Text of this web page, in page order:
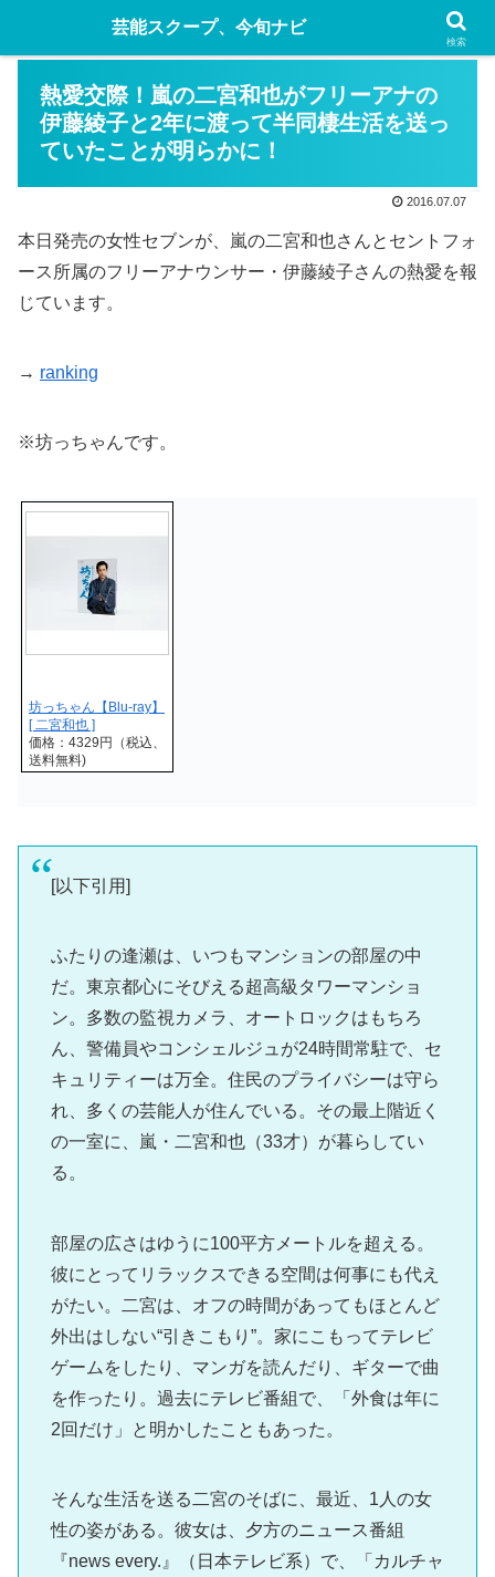
熱愛交際！嵐の二宮和也がフリーアナの
伊藤綾子と2年に渡って半同棲生活を送っ
ていたことが明らかに！
2016.07.07
本日発売の女性セブンが、嵐の二宮和也さんとセントフォ
ース所属のフリーアナウンサー・伊藤綾子さんの熱愛を報
じています。
→ ranking
※坊っちゃんです。
坊っちゃん【Blu-ray】
[ 二宮和也 ]
価格：4329円（税込、
送料無料)
[以下引用]
ふたりの逢瀬は、いつもマンションの部屋の中
だ。東京都心にそびえる超高級タワーマンショ
ン。多数の監視カメラ、オートロックはもちろ
ん、警備員やコンシェルジュが24時間常駐で、セ
キュリティーは万全。住民のプライバシーは守ら
れ、多くの芸能人が住んでいる。その最上階近く
の一室に、嵐・二宮和也（33才）が暮らしてい
る。
部屋の広さはゆうに100平方メートルを超える。
彼にとってリラックスできる空間は何事にも代え
がたい。二宮は、オフの時間があってもほとんど
外出はしない“引きこもり”。家にこもってテレビ
ゲームをしたり、マンガを読んだり、ギターで曲
を作ったり。過去にテレビ番組で、「外食は年に
2回だけ」と明かしたこともあった。
そんな生活を送る二宮のそばに、最近、1人の女
性の姿がある。彼女は、夕方のニュース番組
『news every.』（日本テレビ系）で、「カルチャ
芸能スクープ、今旬ナビ
検索